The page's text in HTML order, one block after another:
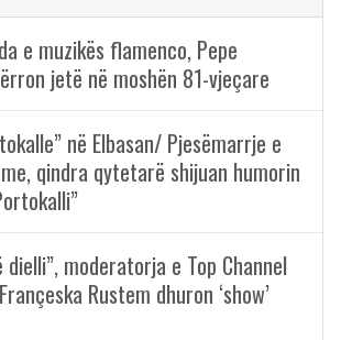
e muzikës flamenco, Pepe
jetë në moshën 81-vjeçare
në Elbasan/ Pjesëmarrje e
qindra qytetarë shijuan humorin
dielli”, moderatorja e Top Channel
Rustem dhuron ‘show’